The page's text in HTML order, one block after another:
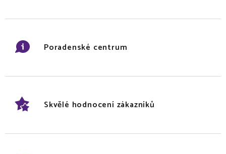
Poradenské centrum
Skvělé hodnocení zákazníků